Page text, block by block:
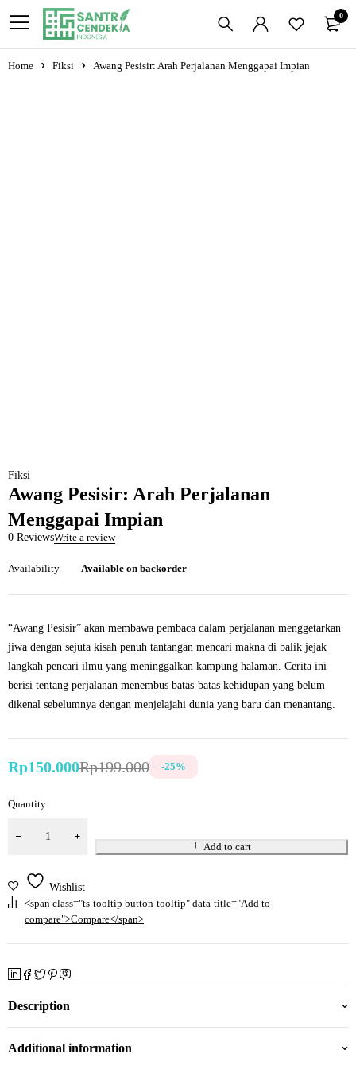
0
Home Fiksi Awang Pesisir: Arah Perjalanan Menggapai Impian
Fiksi
Awang Pesisir: Arah Perjalanan
Menggapai Impian
0 ReviewsWrite a review
Availability Available on backorder
“Awang Pesisir” akan membawa pembaca dalam perjalanan menggetarkan
jiwa dengan sejuta kisah penuh tantangan mencari makna di balik jejak
langkah pencari ilmu yang meninggalkan kampung halaman. Cerita ini
berisi tentang perjalanan menembus batas-batas kehidupan yang belum
dikenal sebelumnya dengan menjelajahi dunia yang baru dan menantang.
Rp199.000
Rp150.000 -25%
Quantity
Add to cart
Wishlist
<span class="ts-tooltip button-tooltip" data-title="Add to
compare">Compare</span>
Description
Additional information